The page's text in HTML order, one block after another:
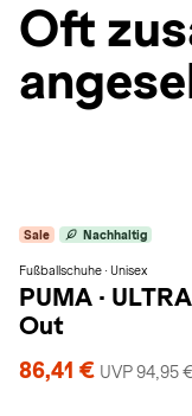
Oft
Sale Nachhaltig
Fußballschuhe · Unisex
PUMA ·
Out
86,41 € UVP 94,95